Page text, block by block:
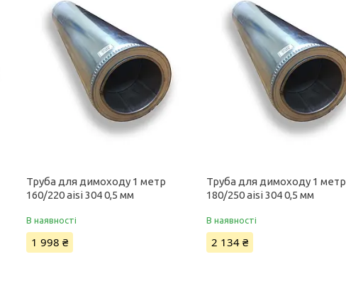
Труба для димоходу 1 метр
160/220 aisi 304 0,5 мм
В наявності
1 998 ₴
Труба для димоходу 1 метр
180/250 aisi 304 0,5 мм
В наявності
2 134 ₴